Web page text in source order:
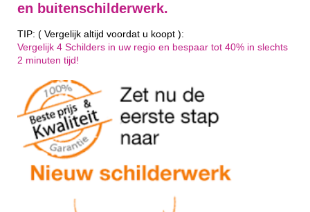
en buitenschilderwerk.
TIP: ( Vergelijk altijd voordat u koopt ):
Vergelijk 4 Schilders in uw regio en bespaar tot 40% in slechts
2 minuten tijd!